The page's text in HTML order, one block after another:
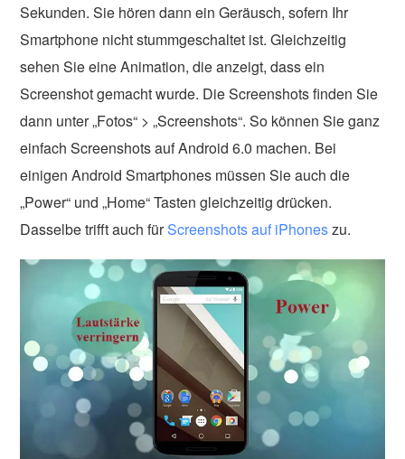
Sekunden. Sie hören dann ein Geräusch, sofern Ihr
Smartphone nicht stummgeschaltet ist. Gleichzeitig
sehen Sie eine Animation, die anzeigt, dass ein
Screenshot gemacht wurde. Die Screenshots finden Sie
dann unter „Fotos“ > „Screenshots“. So können Sie ganz
einfach Screenshots auf Android 6.0 machen. Bei
einigen Android Smartphones müssen Sie auch die
„Power“ und „Home“ Tasten gleichzeitig drücken.
Dasselbe trifft auch fürScreenshots auf iPhoneszu.